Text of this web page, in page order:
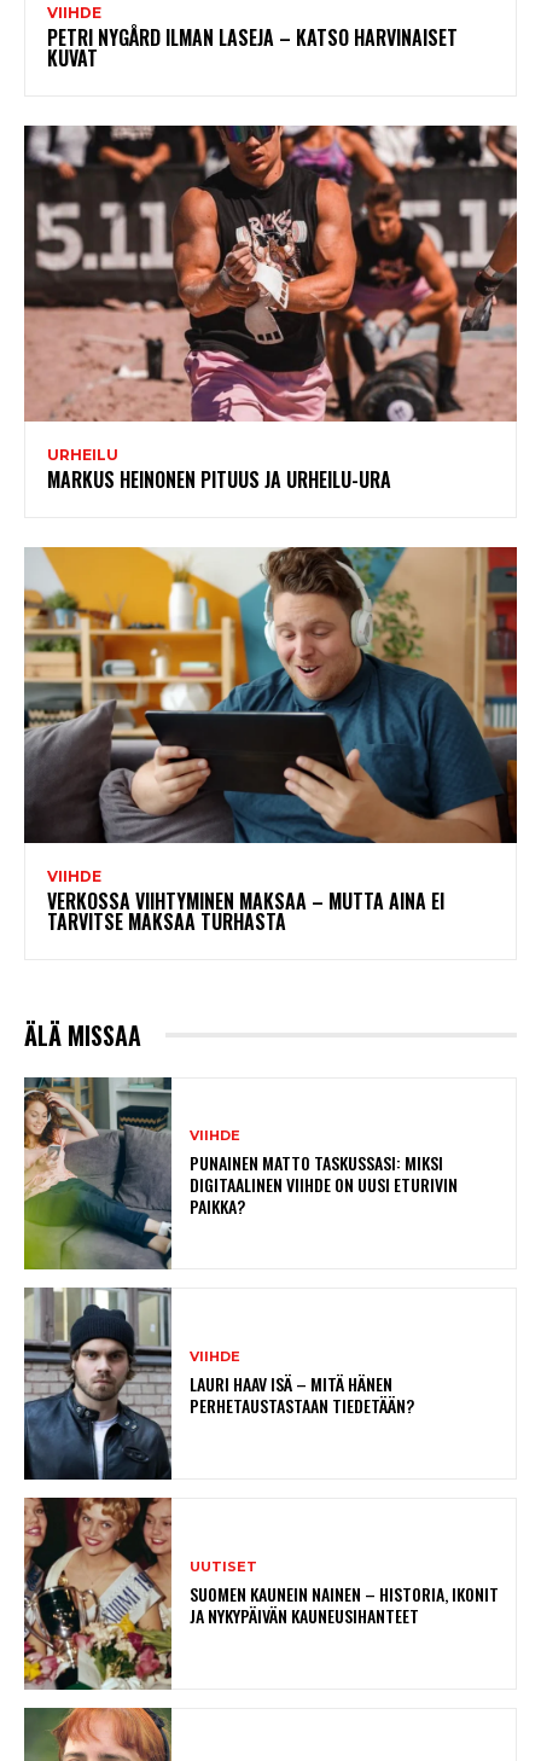
VIIHDE
PETRI NYGÅRD ILMAN LASEJA – KATSO HARVINAISET
KUVAT
URHEILU
MARKUS HEINONEN PITUUS JA URHEILU-URA
VIIHDE
VERKOSSA VIIHTYMINEN MAKSAA – MUTTA AINA EI
TARVITSE MAKSAA TURHASTA
ÄLÄ MISSAA
VIIHDE
PUNAINEN MATTO TASKUSSASI: MIKSI
DIGITAALINEN VIIHDE ON UUSI ETURIVIN
PAIKKA?
VIIHDE
LAURI HAAV ISÄ – MITÄ HÄNEN
PERHETAUSTASTAAN TIEDETÄÄN?
UUTISET
SUOMEN KAUNEIN NAINEN – HISTORIA, IKONIT
JA NYKYPÄIVÄN KAUNEUSIHANTEET